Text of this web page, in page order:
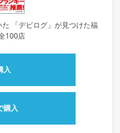
「デビログ」が見つけた福
100店
入
購入